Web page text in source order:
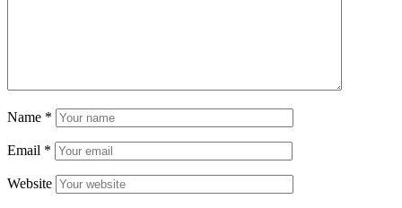
Name *
Email *
Website